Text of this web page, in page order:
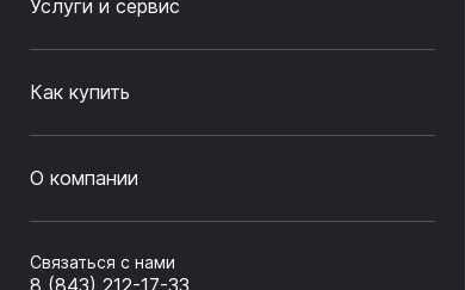
Услуги и сервис
Как купить
О компании
Связаться с нами
8 (843) 212-17-33